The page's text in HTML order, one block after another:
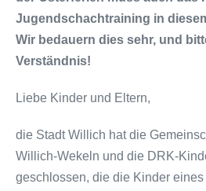
Jugendschachtraining in
Wir bedauern dies sehr, und
Verständnis!
Liebe Kinder und Eltern,
die Stadt Willich hat die
Willich-Wekeln und die DRK-
geschlossen, die die Kinder